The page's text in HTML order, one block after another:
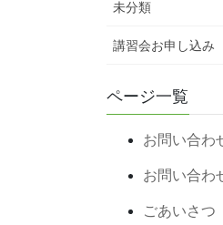
未分類
講習会お申し込み
ページ一覧
お問い合わ
お問い合わ
ごあいさつ